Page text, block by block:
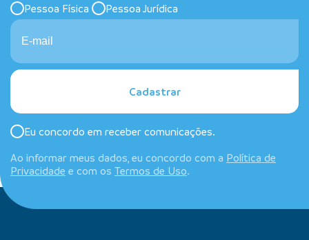
Pessoa Física Pessoa Jurídica
Cadastrar
Eu concordo em receber comunicações.
Ao informar meus dados, eu concordo com a Política de
Privacidade e com os Termos de Uso.